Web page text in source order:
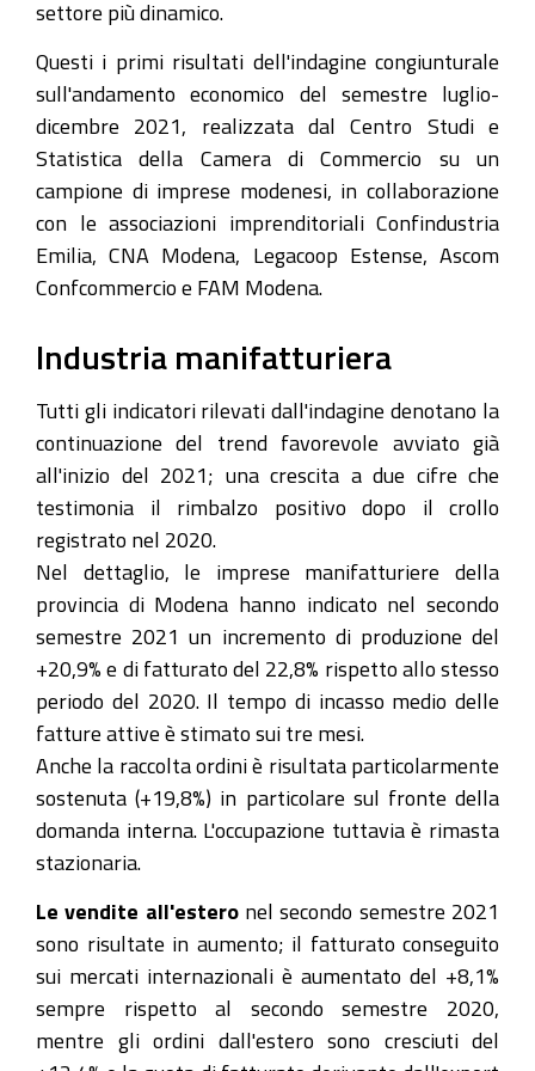
settore più dinamico.
Questi i primi risultati dell'indagine congiunturale
sull'andamento economico del semestre luglio-
dicembre 2021, realizzata dal Centro Studi e
Statistica della Camera di Commercio su un
campione di imprese modenesi, in collaborazione
con le associazioni imprenditoriali Confindustria
Emilia, CNA Modena, Legacoop Estense, Ascom
Confcommercio e FAM Modena.
Industria manifatturiera
Tutti gli indicatori rilevati dall'indagine denotano la
continuazione del trend favorevole avviato già
all'inizio del 2021; una crescita a due cifre che
testimonia il rimbalzo positivo dopo il crollo
registrato nel 2020.
Nel dettaglio, le imprese manifatturiere della
provincia di Modena hanno indicato nel secondo
semestre 2021 un incremento di produzione del
+20,9% e di fatturato del 22,8% rispetto allo stesso
periodo del 2020. Il tempo di incasso medio delle
fatture attive è stimato sui tre mesi.
Anche la raccolta ordini è risultata particolarmente
sostenuta (+19,8%) in particolare sul fronte della
domanda interna. L'occupazione tuttavia è rimasta
stazionaria.
Le vendite all'esteronel secondo semestre 2021
sono risultate in aumento; il fatturato conseguito
sui mercati internazionali è aumentato del +8,1%
sempre rispetto al secondo semestre 2020,
mentre gli ordini dall'estero sono cresciuti del